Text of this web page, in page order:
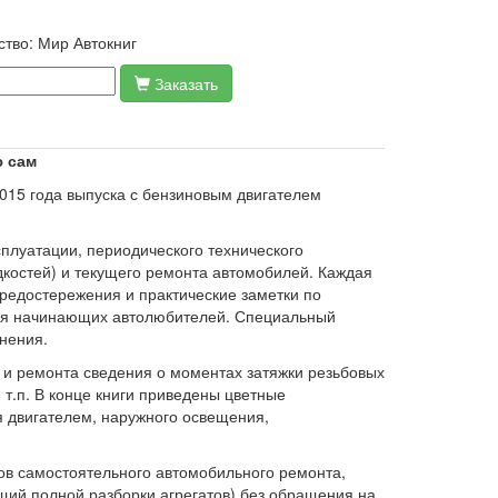
Мир Автокниг
Заказать
сам
года выпуска с бензиновым двигателем
периодического технического
и текущего ремонта автомобилей. Каждая
и практические заметки по
начинающих автолюбителей. Специальный
ремонта сведения о моментах затяжки резьбовых
В конце книги приведены цветные
наружного освещения,
самостоятельного автомобильного ремонта,
полной разборки агрегатов) без обращения на